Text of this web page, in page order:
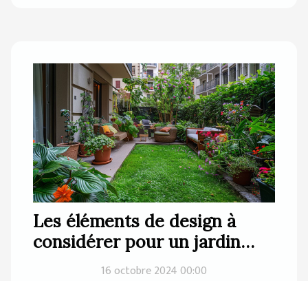
Les éléments de design à
considérer pour un jardin
d'appartement à Genève
16 octobre 2024 00:00